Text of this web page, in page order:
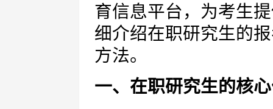
育信息平台，为考生
细介绍在职研究生的
方法。
一、在职研究生的核